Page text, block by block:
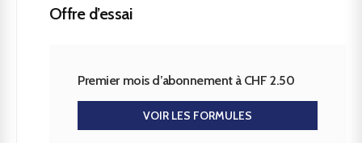
Offre d’essai
Premier mois d’abonnement à CHF 2.50
VOIR LES FORMULES